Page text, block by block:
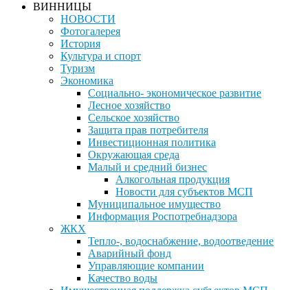
ВИННИЦЫ
НОВОСТИ
Фотогалерея
История
Культура и спорт
Туризм
Экономика
Социально- экономическое развитие
Лесное хозяйство
Сельское хозяйство
Защита прав потребителя
Инвестиционная политика
Окружающая среда
Малый и средний бизнес
Алкогольная продукция
Новости для субъектов МСП
Муниципальное имущество
Информация Роспотребнадзора
ЖКХ
Тепло-, водоснабжение, водоотведение
Аварийный фонд
Управляющие компании
Качество воды